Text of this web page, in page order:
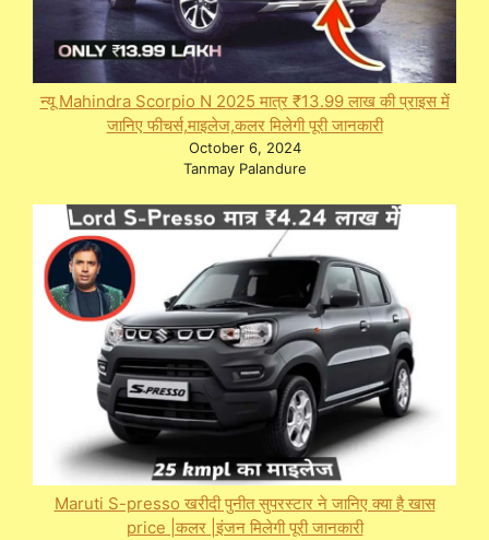
न्यू Mahindra Scorpio N 2025 मात्र ₹13.99 लाख की प्राइस में
जानिए फीचर्स,माइलेज,कलर मिलेगी पूरी जानकारी
October 6, 2024
Tanmay Palandure
Maruti S-presso खरीदी पुनीत सुपरस्टार ने जानिए क्या है खास
price |कलर |इंजन मिलेगी पूरी जानकारी